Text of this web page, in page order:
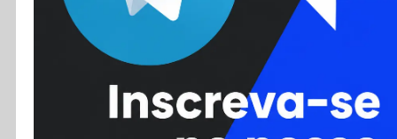
Colaboradores
Cursos